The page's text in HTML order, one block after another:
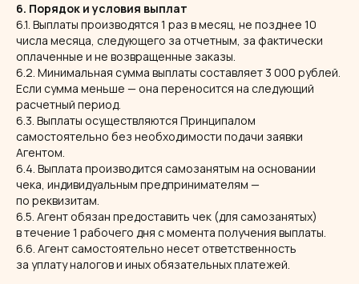
6. Порядок и условия выплат
6.1. Выплаты производятся 1 раз в месяц, не позднее 10
числа месяца, следующего за отчетным, за фактически
оплаченные и не возвращенные заказы.
6.2. Минимальная сумма выплаты составляет 3 000 рублей.
Если сумма меньше — она переносится на следующий
расчетный период.
6.3. Выплаты осуществляются Принципалом
самостоятельно без необходимости подачи заявки
Агентом.
6.4. Выплата производится самозанятым на основании
чека, индивидуальным предпринимателям —
по реквизитам.
6.5. Агент обязан предоставить чек (для самозанятых)
в течение 1 рабочего дня с момента получения выплаты.
6.6. Агент самостоятельно несет ответственность
за уплату налогов и иных обязательных платежей.